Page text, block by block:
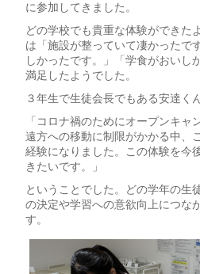
に参加してきました。
どの学校でも貴重な体験ができた
は「施設が整っていて凄かったで
しかったです。」「学食がおいし
満足したようでした。
３年生で生徒会長でもある安達く
「コロナ禍のためにオープンキャ
遠方への移動に制限がかかる中、
経験になりました。この体験を今
きたいです。」
ということでした。どの学年の生
の決定や学習への意欲向上につな
す。